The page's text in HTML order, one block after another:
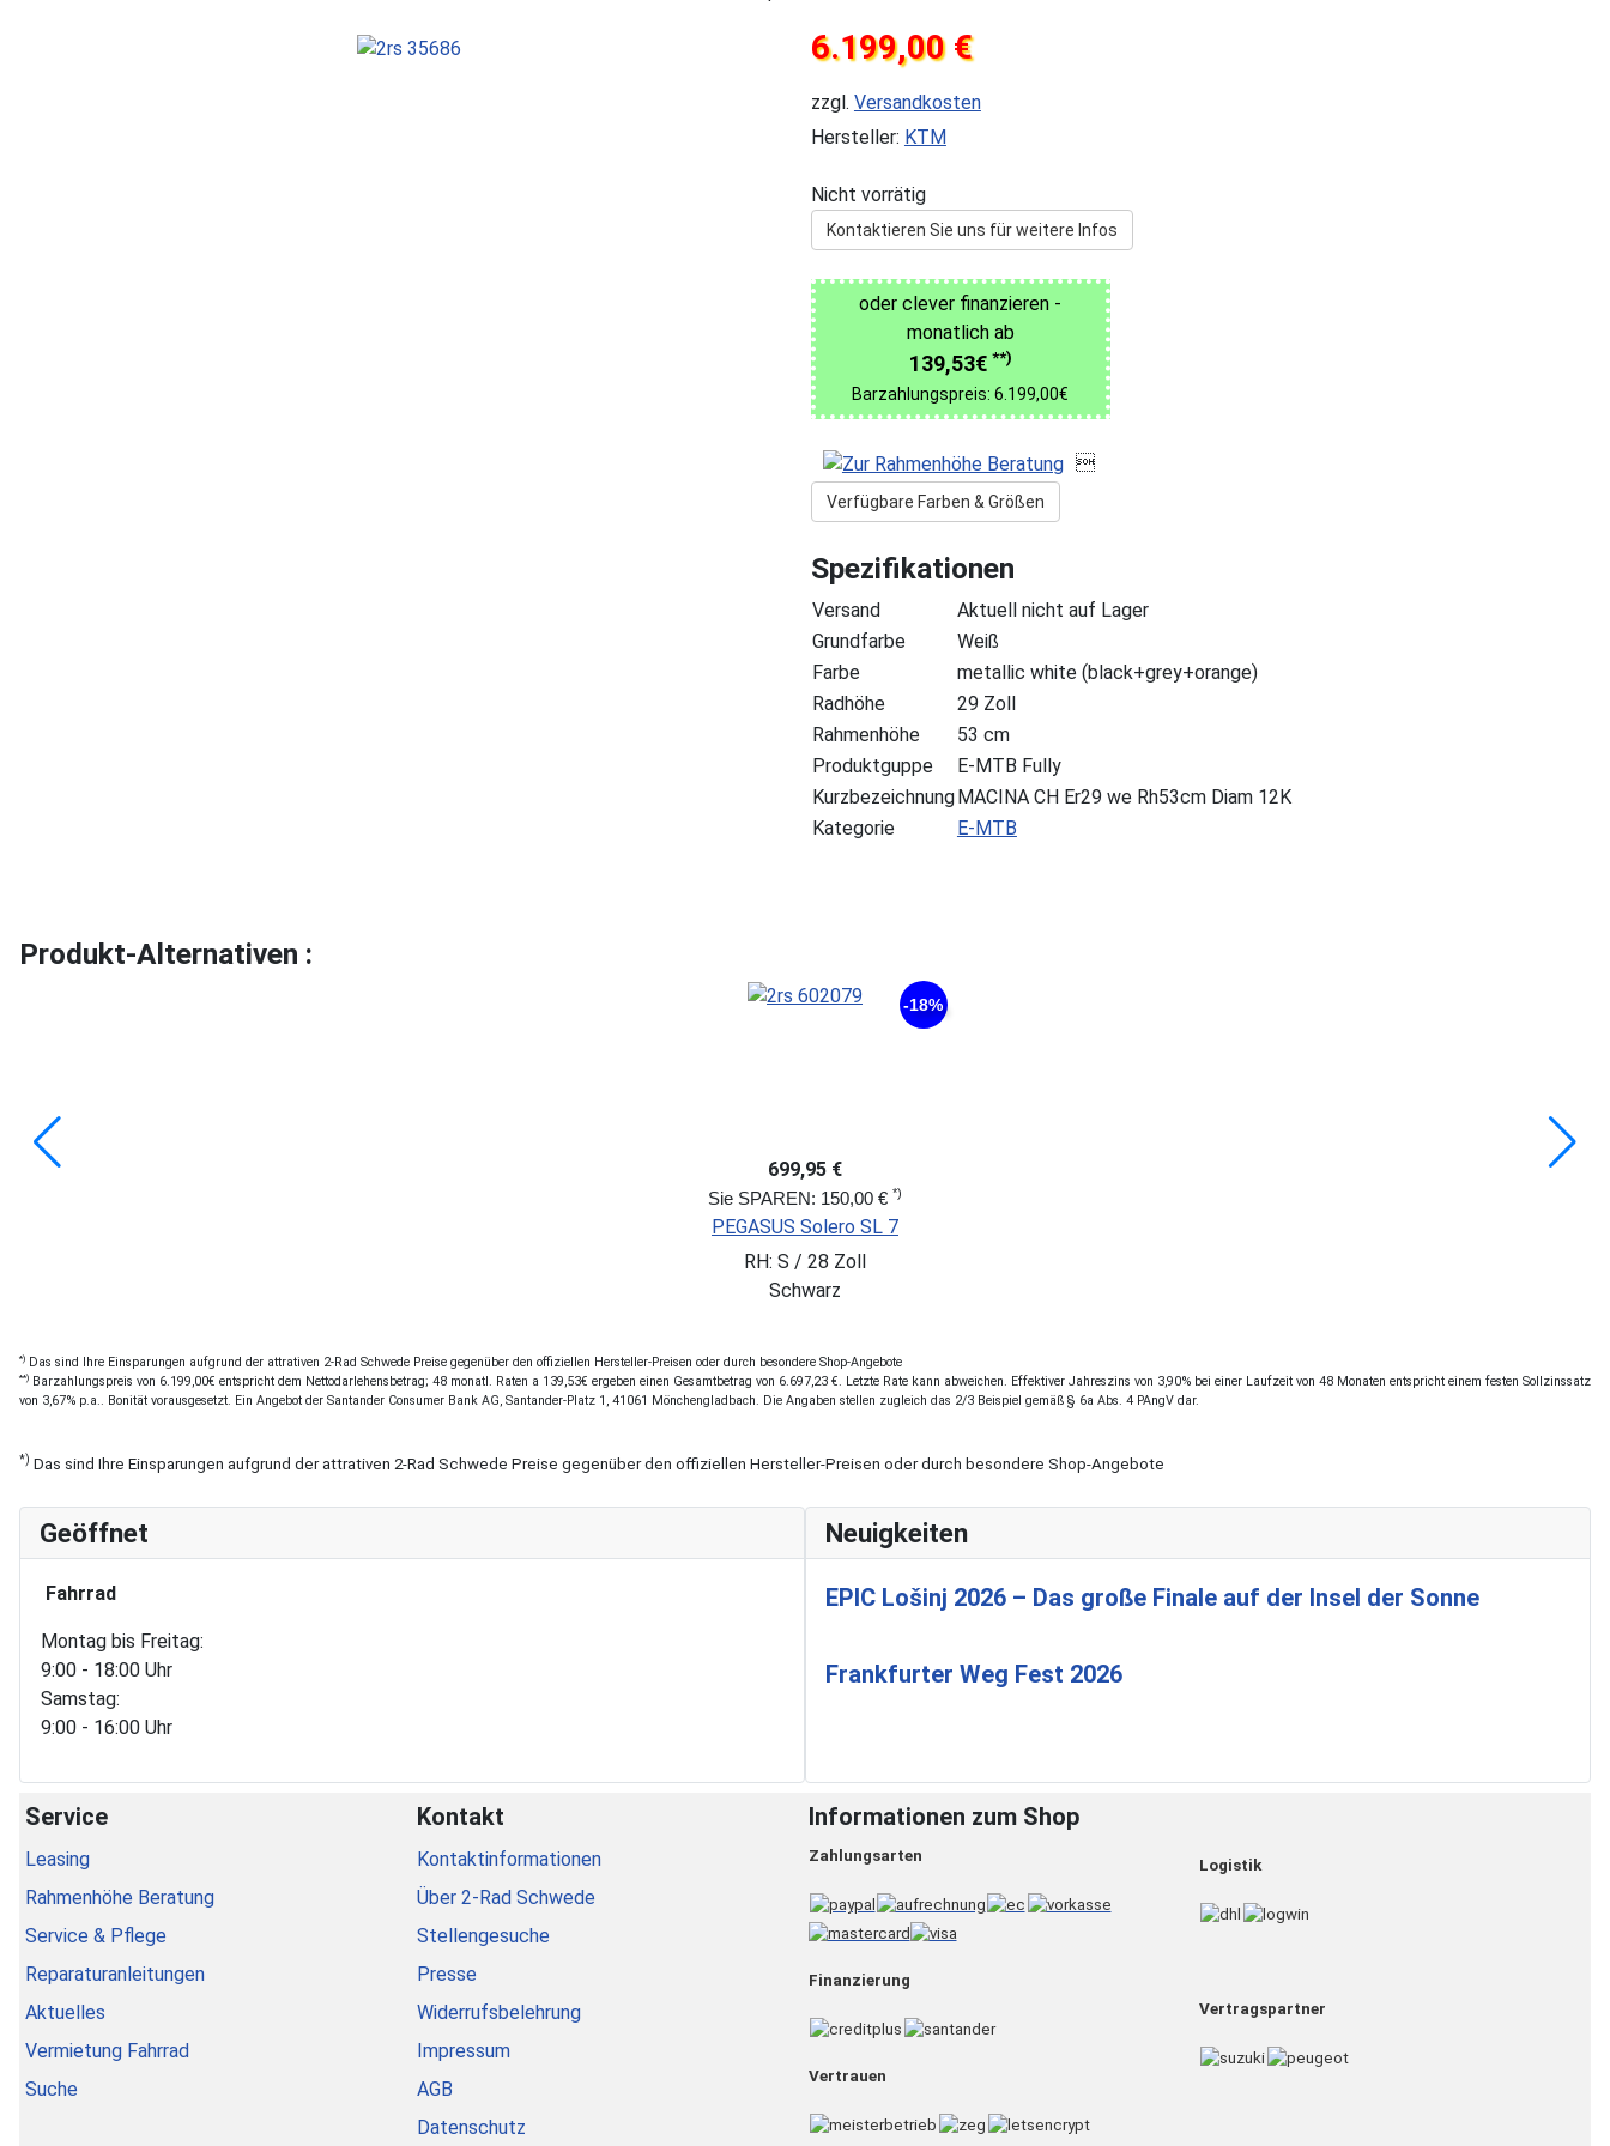
6.199,00 €
zzgl. Versandkosten
Hersteller: KTM
Nicht vorrätig
Kontaktieren Sie uns für weitere Infos
oder clever finanzieren -
monatlich ab
139,53€ **)
Barzahlungspreis: 6.199,00€

Verfügbare Farben & Größen
Spezifikationen
Versand
Aktuell nicht auf Lager
Grundfarbe
Weiß
Farbe
metallic white (black+grey+orange)
Radhöhe
29 Zoll
Rahmenhöhe
53 cm
Produktguppe
E-MTB Fully
KurzbezeichnungMACINA CH Er29 we Rh53cm Diam 12K
Kategorie
E-MTB
Produkt-Alternativen :
-18%
699,95 €
Sie SPAREN: 150,00 € *)
PEGASUS Solero SL 7
RH: S / 28 Zoll
Schwarz
*) Das sind Ihre Einsparungen aufgrund der attrativen 2-Rad Schwede Preise gegenüber den offiziellen Hersteller-Preisen oder durch besondere Shop-Angebote
**) Barzahlungspreis von 6.199,00€ entspricht dem Nettodarlehensbetrag; 48 monatl. Raten a 139,53€ ergeben einen Gesamtbetrag von 6.697,23 €. Letzte Rate kann abweichen. Effektiver Jahreszins von 3,90% bei einer Laufzeit von 48 Monaten entspricht einem festen Sollzinssatz
von 3,67% p.a.. Bonität vorausgesetzt. Ein Angebot der Santander Consumer Bank AG, Santander-Platz 1, 41061 Mönchengladbach. Die Angaben stellen zugleich das 2/3 Beispiel gemäß § 6a Abs. 4 PAngV dar.
*) Das sind Ihre Einsparungen aufgrund der attrativen 2-Rad Schwede Preise gegenüber den offiziellen Hersteller-Preisen oder durch besondere Shop-Angebote
Geöffnet
Fahrrad
Montag bis Freitag:
9:00 - 18:00 Uhr
Samstag:
9:00 - 16:00 Uhr
Neuigkeiten
EPIC Lošinj 2026 – Das große Finale auf der Insel der Sonne
Frankfurter Weg Fest 2026
Service
Leasing
Rahmenhöhe Beratung
Service & Pflege
Reparaturanleitungen
Aktuelles
Vermietung Fahrrad
Suche
Kontakt
Kontaktinformationen
Über 2-Rad Schwede
Stellengesuche
Presse
Widerrufsbelehrung
Impressum
AGB
Datenschutz
Informationen zum Shop
Zahlungsarten
Finanzierung
Vertrauen
Logistik
Vertragspartner